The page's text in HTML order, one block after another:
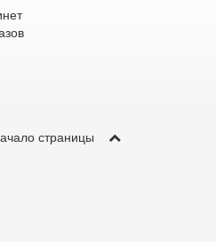
страницы